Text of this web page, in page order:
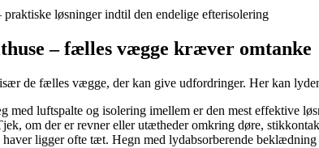
løsninger indtil den endelige efterisolering
– fælles vægge kræver omtanke
de fælles vægge, der kan give udfordringer. Her kan
med luftspalte og isolering imellem er den mest effektive
om der er revner eller utætheder omkring døre,
haver ligger ofte tæt. Hegn med lydabsorberende